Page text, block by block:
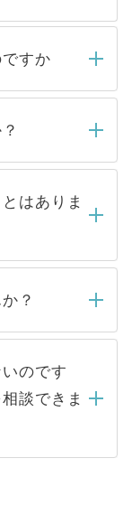
すか
担当者がご
ルもしくは
ご連絡をせて
待ちくださ
いる求人の
ご覧いただ
公開求人は
公開してい
ある医療機
殺到する場
った人材の
ースが増え
はありま
切ありませ
をいただい
。内定先へ
ナーが行い
？
りませんの
からの登録
人情報は、
転職活動の
お預かりし
本人の許可
のです
談できま